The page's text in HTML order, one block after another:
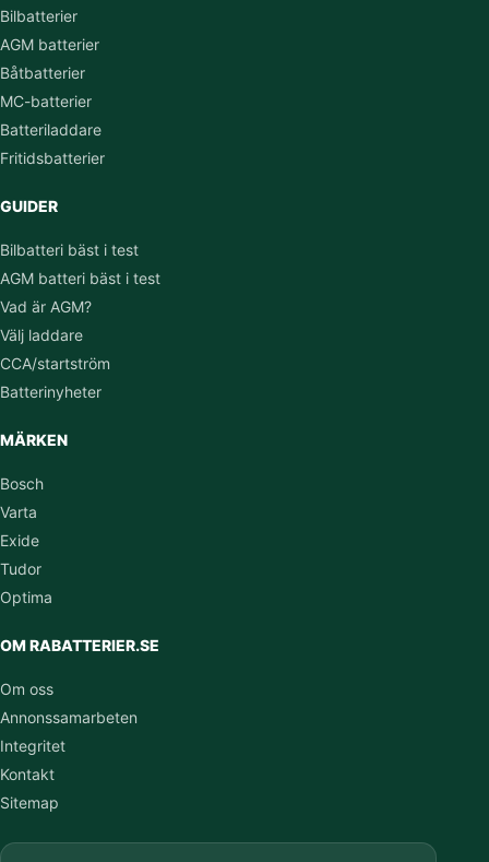
Bilbatterier
AGM batterier
Båtbatterier
MC-batterier
Batteriladdare
Fritidsbatterier
GUIDER
Bilbatteri bäst i test
AGM batteri bäst i test
Vad är AGM?
Välj laddare
CCA/startström
Batterinyheter
MÄRKEN
Bosch
Varta
Exide
Tudor
Optima
OM RABATTERIER.SE
Om oss
Annonssamarbeten
Integritet
Kontakt
Sitemap